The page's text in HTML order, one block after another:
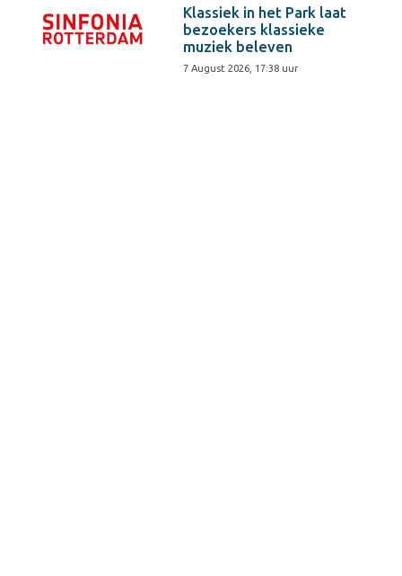
Klassiek in het Park laat
bezoekers klassieke
muziek beleven
7 August 2026, 17:38 uur